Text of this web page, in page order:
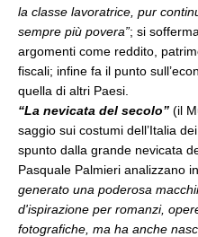
la classe lavoratrice, pur
sempre più povera”; si
argomenti come reddito,
fiscali; infine fa il punto
quella di altri Paesi.
“La nevicata del secolo” (il
saggio sui costumi dell’Italia
spunto dalla grande nevicata
Pasquale Palmieri analizzano
generato una poderosa
d'ispirazione per romanzi,
fotografiche, ma ha anche